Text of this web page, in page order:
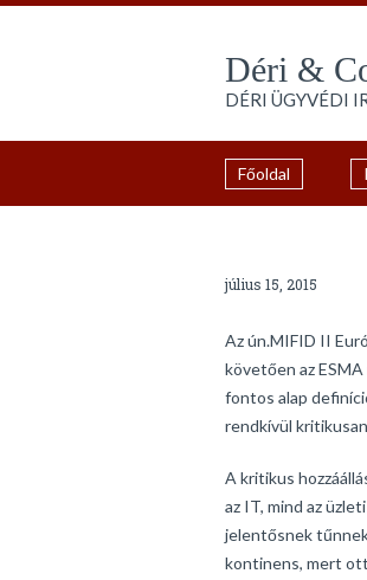
Déri &
DÉRI ÜGYVÉDI
Főoldal
július 15, 2015
Az ún.MIFID II
követően az
fontos alap
rendkí­vül
A kritikus
az IT, mind az
jelentősnek
kontinens, mert